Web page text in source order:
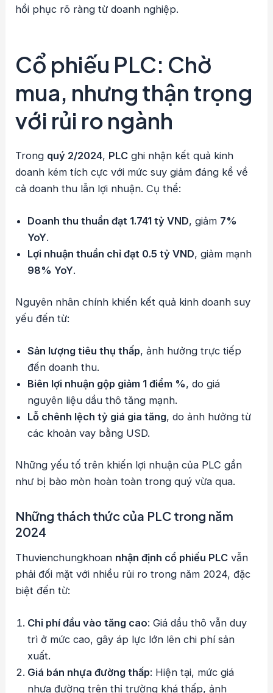
hồi phục rõ ràng từ doanh nghiệp.
Cổ phiếu PLC: Chờ
mua, nhưng thận trọng
với rủi ro ngành
Trong quý 2/2024, PLC ghi nhận kết quả kinh
doanh kém tích cực với mức suy giảm đáng kể về
cả doanh thu lẫn lợi nhuận. Cụ thể:
Doanh thu thuần đạt 1.741 tỷ VND, giảm 7%
YoY.
Lợi nhuận thuần chỉ đạt 0.5 tỷ VND, giảm mạnh
98% YoY.
Nguyên nhân chính khiến kết quả kinh doanh suy
yếu đến từ:
Sản lượng tiêu thụ thấp, ảnh hưởng trực tiếp
đến doanh thu.
Biên lợi nhuận gộp giảm 1 điểm %, do giá
nguyên liệu dầu thô tăng mạnh.
Lỗ chênh lệch tỷ giá gia tăng, do ảnh hưởng từ
các khoản vay bằng USD.
Những yếu tố trên khiến lợi nhuận của PLC gần
như bị bào mòn hoàn toàn trong quý vừa qua.
Những thách thức của PLC trong năm
2024
Thuvienchungkhoan nhận định cổ phiếu PLC vẫn
phải đối mặt với nhiều rủi ro trong năm 2024, đặc
biệt đến từ:
Chi phí đầu vào tăng cao: Giá dầu thô vẫn duy
trì ở mức cao, gây áp lực lớn lên chi phí sản
xuất.
Giá bán nhựa đường thấp: Hiện tại, mức giá
nhựa đường trên thị trường khá thấp, ảnh